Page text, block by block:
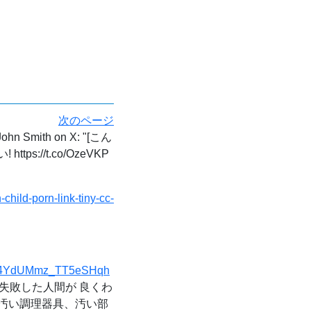
次のページ
Smith on X: "[こん
! https://t.co/OzeVKP
child-porn-link-tiny-cc-
敗した人間が 良くわ
い調理器具、汚い部